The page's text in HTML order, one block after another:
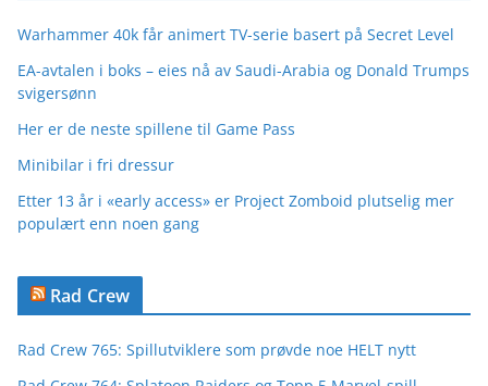
Warhammer 40k får animert TV-serie basert på Secret Level
EA-avtalen i boks – eies nå av Saudi-Arabia og Donald Trumps
svigersønn
Her er de neste spillene til Game Pass
Minibilar i fri dressur
Etter 13 år i «early access» er Project Zomboid plutselig mer
populært enn noen gang
Rad Crew
Rad Crew 765: Spillutviklere som prøvde noe HELT nytt